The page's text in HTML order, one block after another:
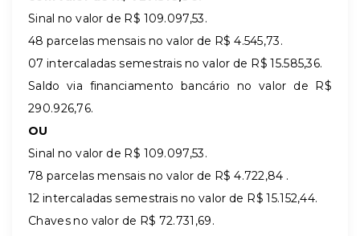
Sinal no valor de R$ 109.097,53.
48 parcelas mensais no valor de R$ 4.545,73.
07 intercaladas semestrais no valor de R$ 15.585,36.
Saldo via financiamento bancário no valor de R$
290.926,76.
OU
Sinal no valor de R$ 109.097,53.
78 parcelas mensais no valor de R$ 4.722,84 .
12 intercaladas semestrais no valor de R$ 15.152,44.
Chaves no valor de R$ 72.731,69.